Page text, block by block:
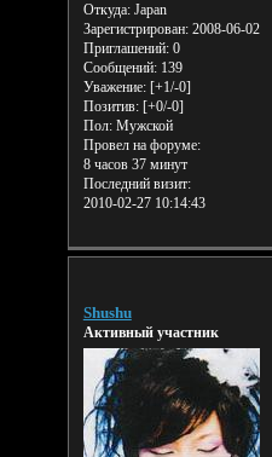
Откуда:Japan
Зарегистрирован: 2008-06-02
Приглашений:0
Сообщений:139
Уважение: [+1/-0]
Позитив: [+0/-0]
Пол:Мужской
Провел на форуме:
8 часов 37 минут
Последний визит:
2010-02-27 10:14:43
Shushu
Активный участник